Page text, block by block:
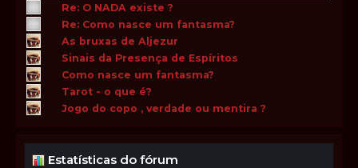
Re: O NADA existe ?
Re: Como nasce um fantasma?
As bruxas de Aljezur
Sinais da Presença de Espíritos
Como nasce um fantasma?
Tarot - o que é?
Jogo do copo , verdade ou mentira ?
Estatísticas do fórum